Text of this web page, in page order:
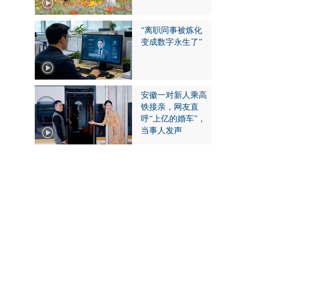
“离职同事被炼化
变成数字永生了”
安徽一对新人乘高
铁接亲，网友直
呼“上亿的婚车”，
当事人发声